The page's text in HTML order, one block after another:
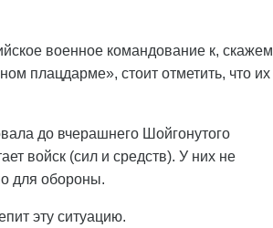
военное командование к, скажем
плацдарме», стоит отметить, что их
до вчерашнего Шойгонутого
войск (сил и средств). У них не
для обороны.
эту ситуацию.